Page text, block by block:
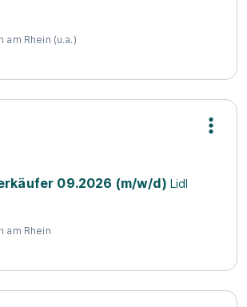
am Rhein (u.a.)
09.2026 (m/w/d) Lidl
am Rhein